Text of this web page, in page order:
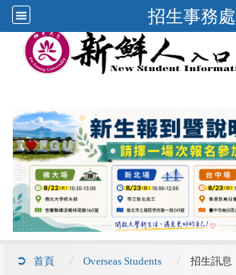
招生事務處
首頁 Overseas Students 招生訊息